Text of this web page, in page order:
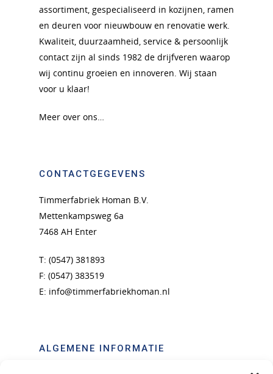
assortiment, gespecialiseerd in kozijnen, ramen
en deuren voor nieuwbouw en renovatie werk.
Kwaliteit, duurzaamheid, service & persoonlijk
contact zijn al sinds 1982 de drijfveren waarop
wij continu groeien en innoveren. Wij staan
voor u klaar!
Meer over ons…
CONTACTGEGEVENS
Timmerfabriek Homan B.V.
Mettenkampsweg 6a
7468 AH Enter
T: (0547) 381893
F: (0547) 383519
E: info@timmerfabriekhoman.nl
ALGEMENE INFORMATIE